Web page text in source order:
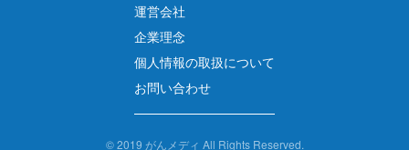
運営会社
企業理念
個人情報の取扱について
お問い合わせ
©2019 がんメディ All Rights Reserved.